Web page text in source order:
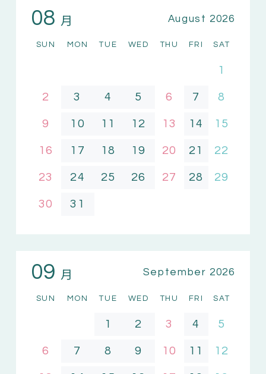
08 月 August 2026
SUN MON TUE WED THU FRI SAT
1
2 3 4 5 6 7 8
9 10 11 12 13 14 15
16 17 18 19 20 21 22
23 24 25 26 27 28 29
30 31
09 月 September 2026
SUN MON TUE WED THU FRI SAT
1 2 3 4 5
6 7 8 9 10 11 12